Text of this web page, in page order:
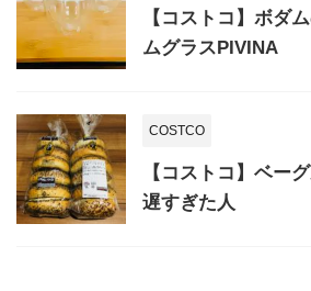
【コストコ】ボダ
ムグラスPIVINA
COSTCO
【コストコ】ベー
遅すぎた人